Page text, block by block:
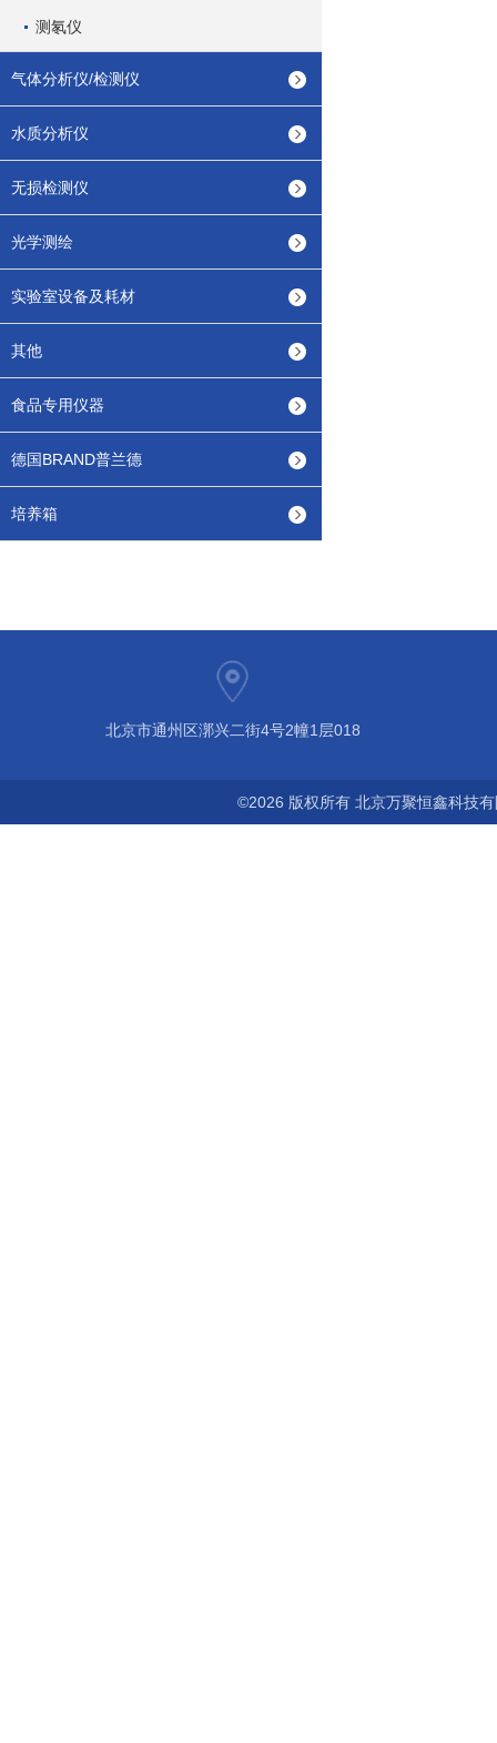
测氡仪
气体分析仪/检测仪
水质分析仪
无损检测仪
光学测绘
实验室设备及耗材
其他
食品专用仪器
德国BRAND普兰德
培养箱
北京市通州区漷兴二街4号2幢1层018
©2026 版权所有 北京万聚恒鑫科技